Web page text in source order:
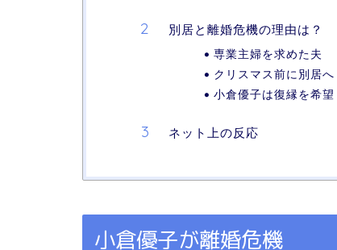
別居と離婚危機の理由は？
専業主婦を求めた夫
クリスマス前に別居へ
小倉優子は復縁を希望
ネット上の反応
小倉優子が離婚危機